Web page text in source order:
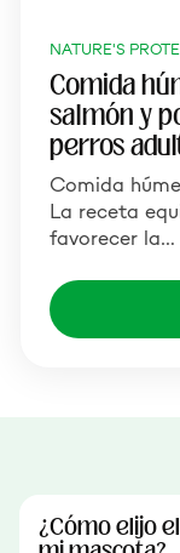
NATURE'S
Comida
salmón y
perros
Comida
La receta
favorecer la…
¿Cómo elijo